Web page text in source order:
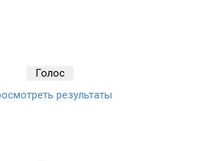
результаты